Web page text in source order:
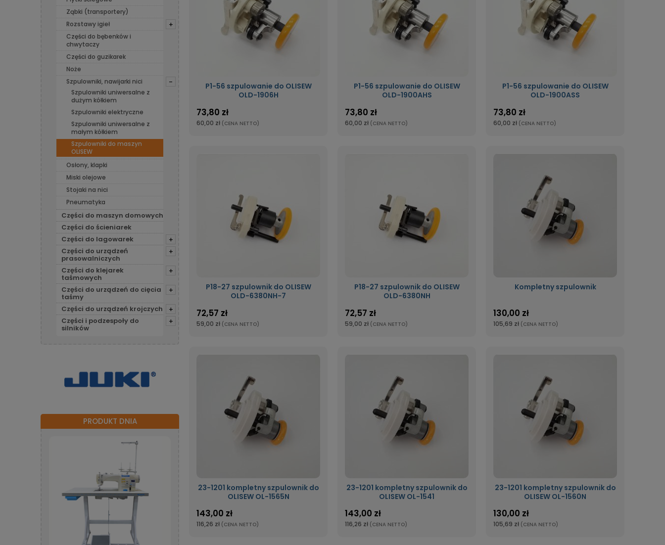
Ząbki (transportery)
+
Rozstawy igieł
Części do bębenków i
chwytaczy
Części do guzikarek
Noże
-
Szpulowniki, nawijarki nici
Szpulowniki uniwersalne z
dużym kółkiem
Szpulowniki elektryczne
Szpulowniki uniwersalne z
małym kółkiem
Szpulowniki do maszyn
OLISEW
Osłony, klapki
Miski olejowe
Stojaki na nici
Pneumatyka
Części do maszyn domowych
Części do ścieniarek
+
Części do lagowarek
+
Części do urządzeń
prasowalniczych
+
Części do klejarek
taśmowych
+
Części do urządzeń do cięcia
taśmy
+
Części do urządzeń krojczych
+
Części i podzespoły do
silników
PRODUKT DNIA
P1-56 szpulowanie do OLISEW
OLD-1906H
73,80 zł
60,00 zł (CENA NETTO)
P1-56 szpulowanie do OLISEW
OLD-1900AHS
73,80 zł
60,00 zł (CENA NETTO)
P1-56 szpulowanie do OLISEW
OLD-1900ASS
73,80 zł
60,00 zł (CENA NETTO)
P18-27 szpulownik do OLISEW
OLD-6380NH-7
72,57 zł
59,00 zł (CENA NETTO)
P18-27 szpulownik do OLISEW
OLD-6380NH
72,57 zł
59,00 zł (CENA NETTO)
Kompletny szpulownik
130,00 zł
105,69 zł (CENA NETTO)
23-1201 kompletny szpulownik do
OLISEW OL-1565N
143,00 zł
116,26 zł (CENA NETTO)
23-1201 kompletny szpulownik do
OLISEW OL-1541
143,00 zł
116,26 zł (CENA NETTO)
23-1201 kompletny szpulownik do
OLISEW OL-1560N
130,00 zł
105,69 zł (CENA NETTO)